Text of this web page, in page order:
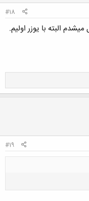
#18
البته با یوزر اولیم.
#19